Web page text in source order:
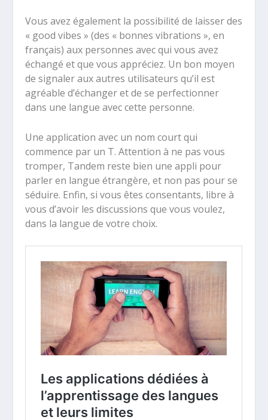
Vous avez également la possibilité de laisser des
« good vibes » (des « bonnes vibrations », en
français) aux personnes avec qui vous avez
échangé et que vous appréciez. Un bon moyen
de signaler aux autres utilisateurs qu’il est
agréable d’échanger et de se perfectionner
dans une langue avec cette personne.
Une application avec un nom court qui
commence par un T. Attention à ne pas vous
tromper, Tandem reste bien une appli pour
parler en langue étrangère, et non pas pour se
séduire. Enfin, si vous êtes consentants, libre à
vous d’avoir les discussions que vous voulez,
dans la langue de votre choix.